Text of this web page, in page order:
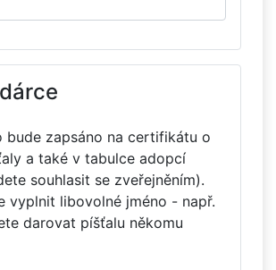
bude zapsáno na certifikátu o
a také v tabulce adopcí
souhlasit se zveřejněním).
vyplnit libovolné jméno - např.
darovat píšťalu někomu